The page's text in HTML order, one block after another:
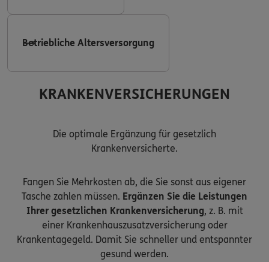
Betriebliche Altersversorgung
KRANKENVERSICHERUNGEN
Die optimale Ergänzung für gesetzlich
Krankenversicherte.
Fangen Sie Mehrkosten ab, die Sie sonst aus eigener
Tasche zahlen müssen. Ergänzen Sie die Leistungen
Ihrer gesetzlichen Krankenversicherung, z. B. mit
einer Krankenhauszusatzversicherung oder
Krankentagegeld. Damit Sie schneller und entspannter
gesund werden.